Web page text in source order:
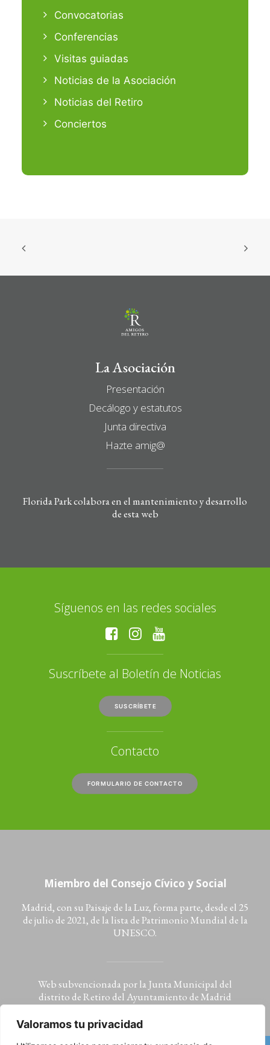
Valoramos tu privacidad
Convocatorias
Conferencias
Visitas guiadas
Noticias de la Asociación
Noticias del Retiro
Conciertos
La Asociación
Presentación
Decálogo y estatutos
Junta directiva
Hazte amig@
Florida Park colabora en el mantenimiento y desarrollo
de esta web
Síguenos en las redes sociales
Suscríbete al Boletín de Noticias
SUSCRÍBETE
Contacto
FORMULARIO DE CONTACTO
Miembro del Consejo Cívico y Social
Madrid, con su Paisaje de la Luz, forma parte, desde el 25
de julio de 2021, de la lista de Patrimonio Mundial de la
UNESCO.
Web subvencionada por la Junta Municipal del
distrito de Retiro del Ayuntamiento de Madrid